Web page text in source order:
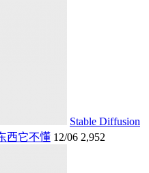
Stable Diffusion
西它不懂 12/06 2,952